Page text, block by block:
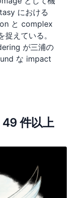
における
と complex
えている。
が三浦の
な impact
件以上